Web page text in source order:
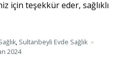
için teşekkür eder, sağlıklı
, Sultanbeyli Evde Sağlık
2024